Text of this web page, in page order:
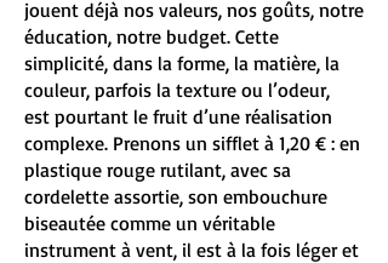
jouent déjà nos valeurs, nos goûts, notre
éducation, notre budget. Cette
simplicité, dans la forme, la matière, la
couleur, parfois la texture ou l’odeur,
est pourtant le fruit d’une réalisation
complexe. Prenons un sifflet à 1,20 € : en
plastique rouge rutilant, avec sa
cordelette assortie, son embouchure
biseautée comme un véritable
instrument à vent, il est à la fois léger et